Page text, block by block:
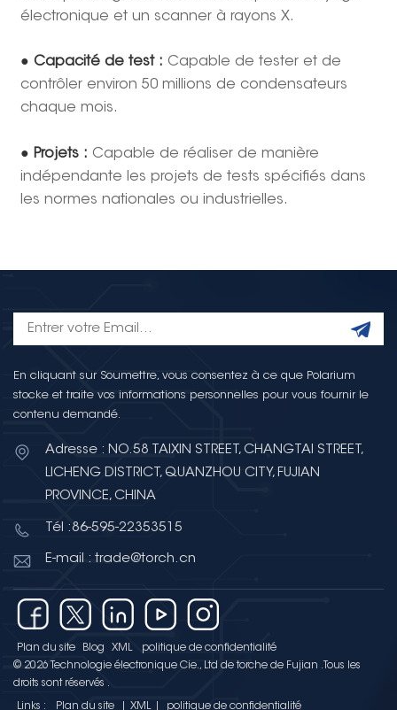
électronique et un scanner à rayons X.
● Capacité de test : Capable de tester et de
contrôler environ 50 millions de condensateurs
chaque mois.
● Projets : Capable de réaliser de manière
indépendante les projets de tests spécifiés dans
les normes nationales ou industrielles.
En cliquant sur Soumettre, vous consentez à ce que Polarium
stocke et traite vos informations personnelles pour vous fournir le
contenu demandé.
Adresse : NO.58 TAIXIN STREET, CHANGTAI STREET,
LICHENG DISTRICT, QUANZHOU CITY, FUJIAN
PROVINCE, CHINA
Tél :86-595-22353515
E-mail : trade@torch.cn
Plan du site Blog XML
politique de confidentialité
© 2026 Technologie électronique Cie., Ltd de torche de Fujian .Tous les
droits sont réservés .
Links : Plan du site XML politique de confidentialité